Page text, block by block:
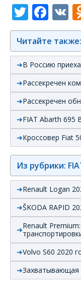
Читайте также:
В Россию
Рассекречен
Рассекречен
FIAT Abarth 695
Кроссовер Fiat
Из рубрики:
Renault Logan
ŠKODA RAPID
Renault
Volvo S60 2020
Захватывающая